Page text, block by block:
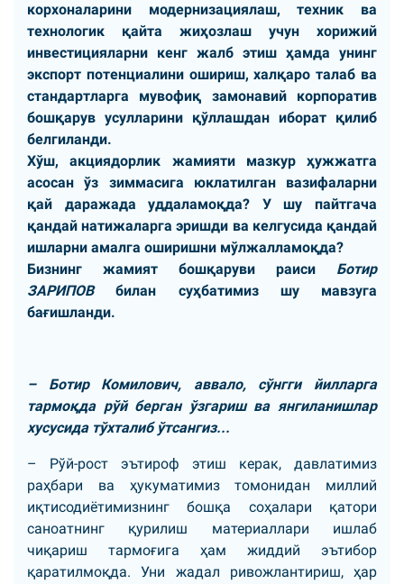
корхоналарини модернизациялаш, техник ва
технологик қайта жиҳозлаш учун хорижий
инвестицияларни кенг жалб этиш ҳамда унинг
экспорт потенциалини ошириш, халқаро талаб ва
стандартларга мувофиқ замонавий корпоратив
бошқарув усулларини қўллашдан иборат қилиб
белгиланди.
Хўш, акциядорлик жамияти мазкур ҳужжатга
асосан ўз зиммасига юклатилган вазифаларни
қай даражада уддаламоқда? У шу пайтгача
қандай натижаларга эришди ва келгусида қандай
ишларни амалга оширишни мўлжалламоқда?
Бизнинг жамият бошқаруви раиси Ботир
ЗАРИПОВбилан суҳбатимиз шу мавзуга
бағишланди.
– Ботир Комилович, аввало, сўнгги йилларга
тармоқда рўй берган ўзгариш ва янгиланишлар
хусусида тўхталиб ўтсангиз...
– Рўй-рост эътироф этиш керак, давлатимиз
раҳбари ва ҳукуматимиз томонидан миллий
иқтисодиётимизнинг бошқа соҳалари қатори
саноатнинг қурилиш материаллари ишлаб
чиқариш тармоғига ҳам жиддий эътибор
қаратилмоқда. Уни жадал ривожлантириш, ҳар